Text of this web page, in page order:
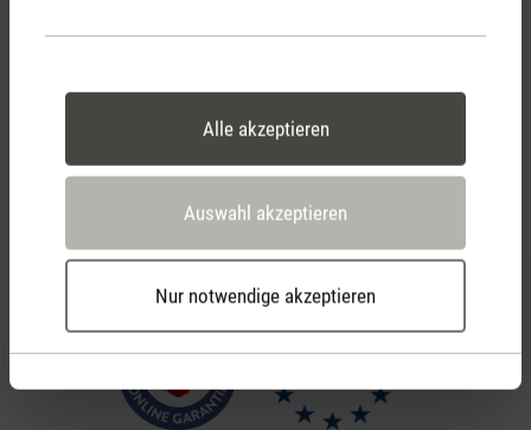
Alle akzeptieren
Auswahl akzeptieren
Nur notwendige akzeptieren
Feed failed to load, check browser console for more
info